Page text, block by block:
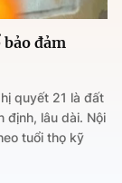
đảm
quyết 21 là đất
định, lâu dài. Nội
tuổi thọ kỹ